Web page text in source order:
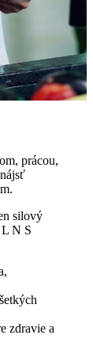
prácou,
silový
N S
zdravie a